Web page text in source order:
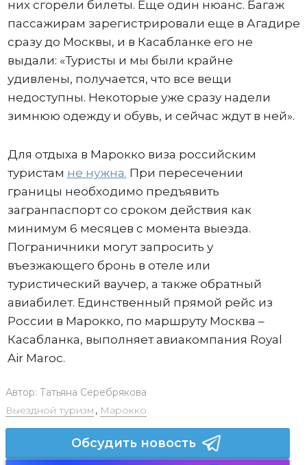
них сгорели билеты. Еще один нюанс. Багаж
пассажирам зарегистрировали еще в Агадире
сразу до Москвы, и в Касабланке его не
выдали: «Туристы и мы были крайне
удивлены, получается, что все вещи
недоступны. Некоторые уже сразу надели
зимнюю одежду и обувь, и сейчас ждут в ней».
Для отдыха в Марокко виза российским
туристам не нужна. При пересечении
границы необходимо предъявить
загранпаспорт со сроком действия как
минимум 6 месяцев с момента выезда.
Пограничники могут запросить у
въезжающего бронь в отеле или
туристический ваучер, а также обратный
авиабилет. Единственный прямой рейс из
России в Марокко, по маршруту Москва –
Касабланка, выполняет авиакомпания Royal
Air Maroc.
Автор: Татьяна Серебрякова
Выездной туризм , Марокко
Обсудить новость